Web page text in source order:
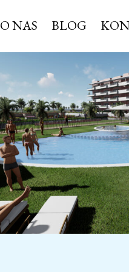
O NAS BLOG